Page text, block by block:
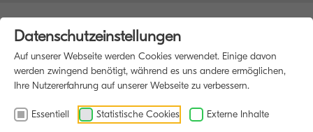
Datenschutzeinstellungen
Auf unserer Webseite werden Cookies verwendet. Einige davon
werden zwingend benötigt, während es uns andere ermöglichen,
Ihre Nutzererfahrung auf unserer Webseite zu verbessern.
Essentiell Statistische Cookies Externe Inhalte